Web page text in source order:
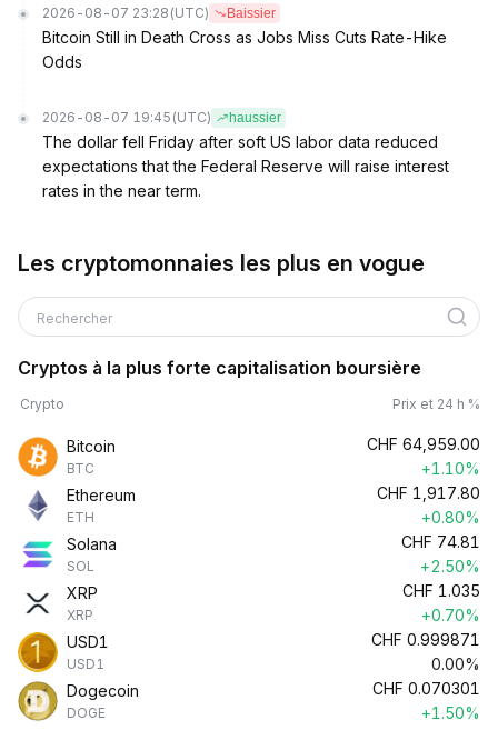
2026-08-07 23:28 (UTC) Baissier
Bitcoin Still in Death Cross as Jobs Miss Cuts Rate-Hike
Odds
2026-08-07 19:45 (UTC) haussier
The dollar fell Friday after soft US labor data reduced
expectations that the Federal Reserve will raise interest
rates in the near term.
Les cryptomonnaies les plus en vogue
Rechercher
Cryptos à la plus forte capitalisation boursière
Crypto Prix et 24 h %
Bitcoin
BTC
CHF 64,959.00
+1.10%
Ethereum
ETH
CHF 1,917.80
+0.80%
Solana
SOL
CHF 74.81
+2.50%
XRP
XRP
CHF 1.035
+0.70%
USD1
USD1
CHF 0.999871
0.00%
Dogecoin
DOGE
CHF 0.070301
+1.50%